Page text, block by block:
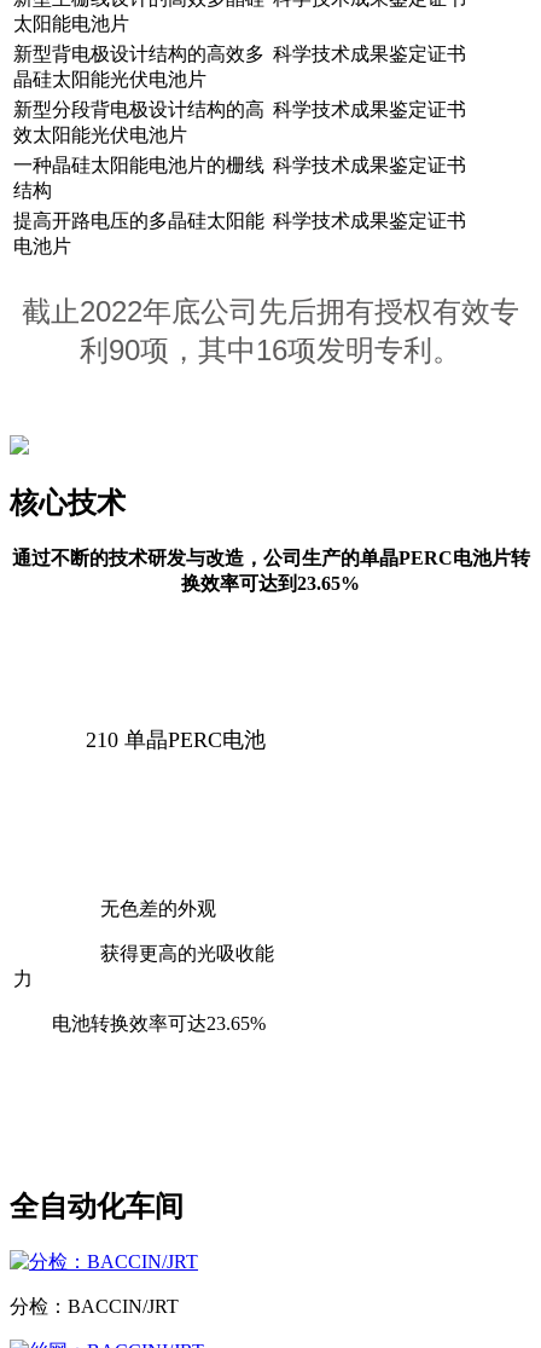
太阳能电池片
新型背电极设计结构的高效多
晶硅太阳能光伏电池片
科学技术成果鉴定证书
新型分段背电极设计结构的高
效太阳能光伏电池片
科学技术成果鉴定证书
一种晶硅太阳能电池片的栅线
结构
科学技术成果鉴定证书
提高开路电压的多晶硅太阳能
电池片
科学技术成果鉴定证书
截止2022年底公司先后拥有授权有效专
利90项，其中16项发明专利。
核心技术
通过不断的技术研发与改造，公司生产的单晶PERC电池片转
换效率可达到23.65%
210 单晶PERC电池
无色差的外观
获得更高的光吸收能
力
电池转换效率可达23.65%
全自动化车间
分检：BACCIN/JRT